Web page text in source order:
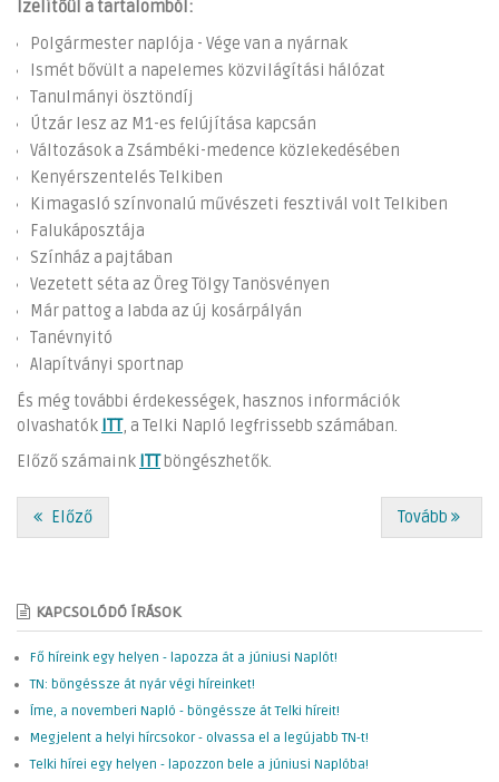
Ízelítőül a tartalomból:
Polgármester naplója - Vége van a nyárnak
Ismét bővült a napelemes közvilágítási hálózat
Tanulmányi ösztöndíj
Útzár lesz az M1-es felújítása kapcsán
Változások a Zsámbéki-medence közlekedésében
Kenyérszentelés Telkiben
Kimagasló színvonalú művészeti fesztivál volt Telkiben
Falukáposztája
Színház a pajtában
Vezetett séta az Öreg Tölgy Tanösvényen
Már pattog a labda az új kosárpályán
Tanévnyitó
Alapítványi sportnap
És még további érdekességek, hasznos információk
olvashatók ITT, a Telki Napló legfrissebb számában.
Előző számaink ITTböngészhetők.
Előző Tovább
KAPCSOLÓDÓ ÍRÁSOK
Fő híreink egy helyen - lapozza át a júniusi Naplót!
TN: böngéssze át nyár végi híreinket!
Íme, a novemberi Napló - böngéssze át Telki híreit!
Megjelent a helyi hírcsokor - olvassa el a legújabb TN-t!
Telki hírei egy helyen - lapozzon bele a júniusi Naplóba!